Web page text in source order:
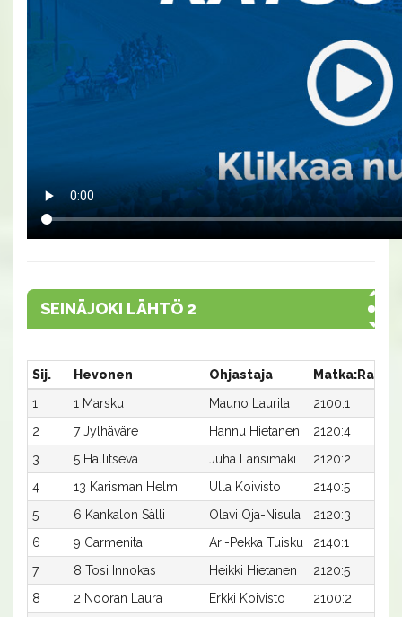
SEINÄJOKI LÄHTÖ 2
Sij. Hevonen Ohjastaja Matka:Rata
1
1 Marsku Mauno Laurila 2100:1
2
7 Jylhäväre Hannu Hietanen 2120:4
3
5 Hallitseva Juha Länsimäki 2120:2
4
13 Karisman Helmi Ulla Koivisto 2140:5
5
6 Kankalon Sälli Olavi Oja-Nisula 2120:3
6
9 Carmenita Ari-Pekka Tuisku 2140:1
7
8 Tosi Innokas Heikki Hietanen 2120:5
8
2 Nooran Laura Erkki Koivisto 2100:2